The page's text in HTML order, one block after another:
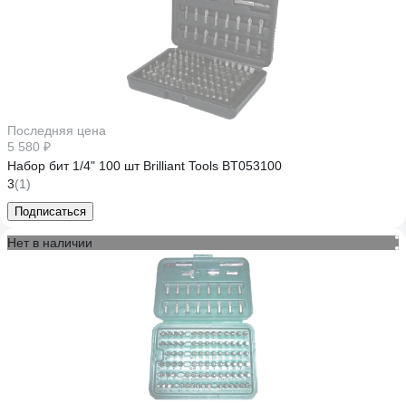
Последняя цена
5 580 ₽
Набор бит 1/4" 100 шт Brilliant Tools BT053100
3(1)
Подписаться
Нет в наличии